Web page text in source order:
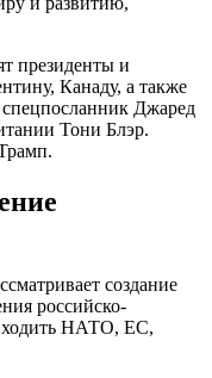
президенты и
Канаду, а также
Джаред
Тони Блэр.
создание
российско-
НАТО, ЕС,